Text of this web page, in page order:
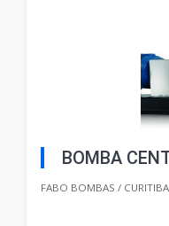
BOMBA
FABO BOMBAS /